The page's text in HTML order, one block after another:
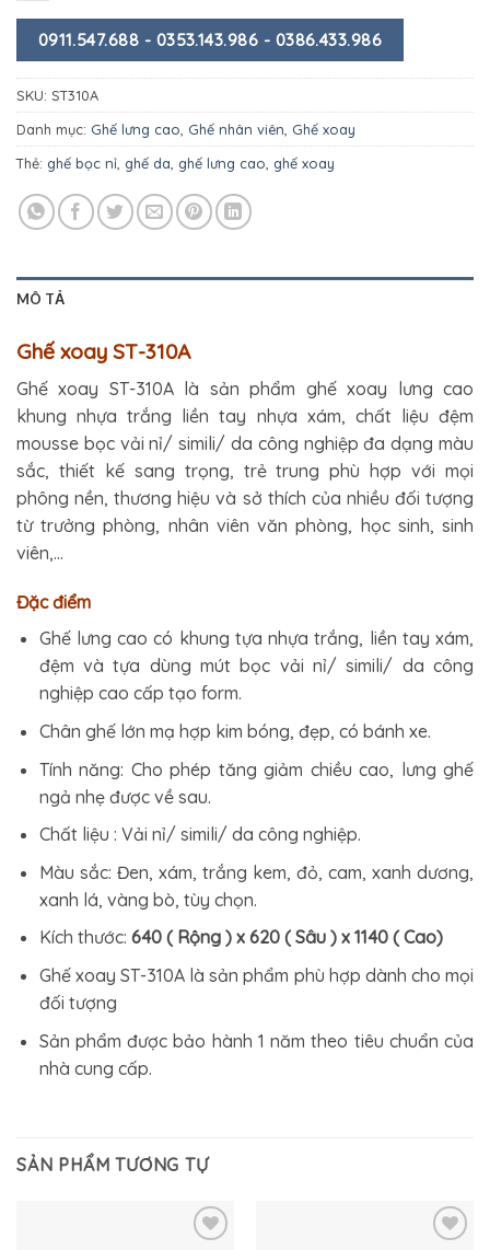
0911.547.688 - 0353.143.986 - 0386.433.986
SKU: ST310A
Danh mục: Ghế lưng cao Ghế nhân viên Ghế xoay
Thẻ: ghế bọc nỉ ghế da ghế lưng cao ghế xoay
MÔ TẢ
Ghế xoay ST-310A
Ghế xoay ST-310A là sản phẩm ghế xoay lưng cao
khung nhựa trắng liền tay nhựa xám, chất liệu đệm
mousse bọc vải nỉ/ simili/ da công nghiệp đa dạng màu
sắc, thiết kế sang trọng, trẻ trung phù hợp với mọi
phông nền, thương hiệu và sở thích của nhiều đối tượng
từ trưởng phòng, nhân viên văn phòng, học sinh, sinh
viên,…
Đặc điểm
Ghế lưng cao có khung tựa nhựa trắng, liền tay xám,
đệm và tựa dùng mút bọc vải nỉ/ simili/ da công
nghiệp cao cấp tạo form.
Chân ghế lớn mạ hợp kim bóng, đẹp, có bánh xe.
Tính năng: Cho phép tăng giảm chiều cao, lưng ghế
ngả nhẹ được về sau.
Chất liệu : Vải nỉ/ simili/ da công nghiệp.
Màu sắc: Đen, xám, trắng kem, đỏ, cam, xanh dương,
xanh lá, vàng bò, tùy chọn.
Kích thước: 640 ( Rộng ) x 620 ( Sâu ) x 1140 ( Cao)
Ghế xoay ST-310A là sản phẩm phù hợp dành cho mọi
đối tượng
Sản phẩm được bảo hành 1 năm theo tiêu chuẩn của
nhà cung cấp.
SẢN PHẨM TƯƠNG TỰ